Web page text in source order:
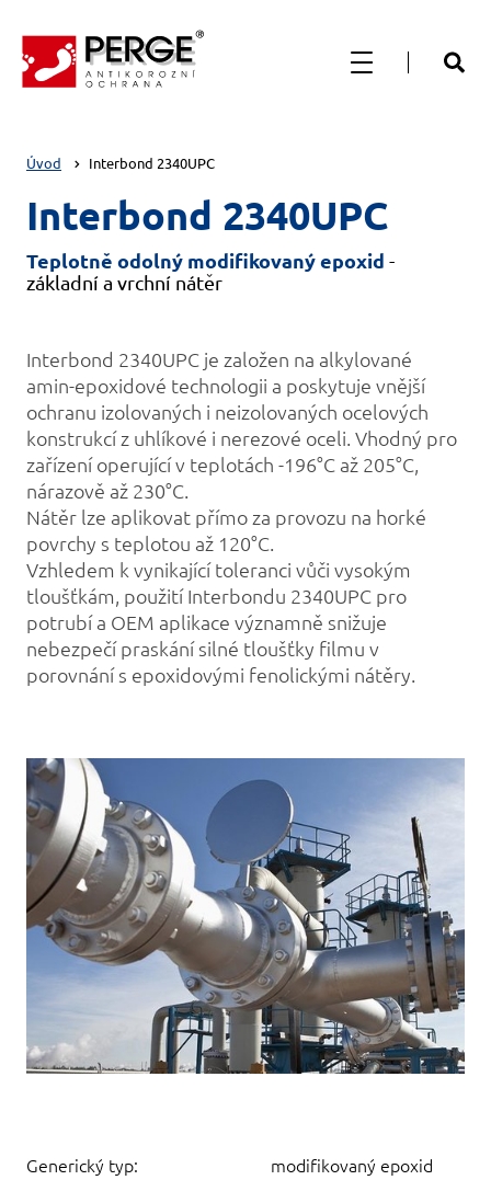
Úvod Interbond 2340UPC
Interbond 2340UPC
Teplotně odolný modifikovaný epoxid -
základní a vrchní nátěr
Interbond 2340UPC je založen na alkylované
amin-epoxidové technologii a poskytuje vnější
ochranu izolovaných i neizolovaných ocelových
konstrukcí z uhlíkové i nerezové oceli. Vhodný pro
zařízení operující v teplotách -196°C až 205°C,
nárazově až 230°C.
Nátěr lze aplikovat přímo za provozu na horké
povrchy s teplotou až 120°C.
Vzhledem k vynikající toleranci vůči vysokým
tloušťkám, použití Interbondu 2340UPC pro
potrubí a OEM aplikace významně snižuje
nebezpečí praskání silné tloušťky filmu v
porovnání s epoxidovými fenolickými nátěry.
Generický typ:
modifikovaný epoxid